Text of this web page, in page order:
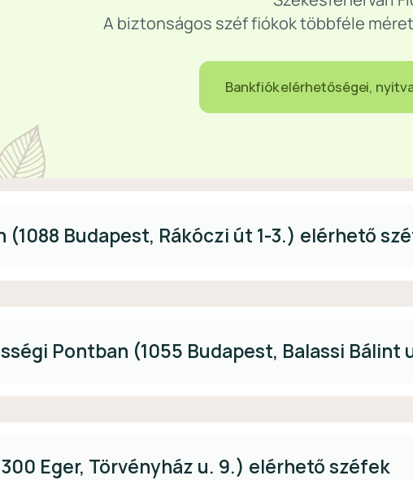
A biztonságos széf fiókok többféle
Bankfiók elérhetőségei,
(1088 Budapest, Rákóczi út 1-3.) elérhető
Pontban (1055 Budapest, Balassi Bálint
Eger, Törvényház u. 9.) elérhető széfek